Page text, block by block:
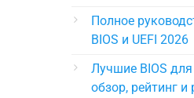
Полное
BIOS и UEFI 2026
Лучшие BIOS
обзор, рейтинг и